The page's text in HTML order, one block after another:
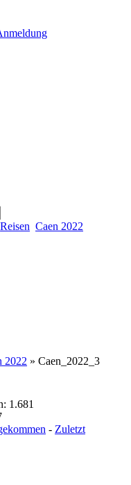
Reisen Caen 2022
2022 » Caen_2022_3
1.681
- Zuletzt